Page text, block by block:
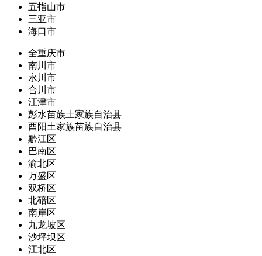
五指山市
三亚市
海口市
全重庆市
南川市
永川市
合川市
江津市
彭水苗族土家族自治县
酉阳土家族苗族自治县
黔江区
巴南区
渝北区
万盛区
双桥区
北碚区
南岸区
九龙坡区
沙坪坝区
江北区